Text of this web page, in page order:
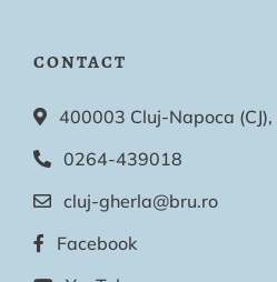
CONTACT
400003 Cluj-Napoca
0264-439018
cluj-gherla@bru.ro
Facebook